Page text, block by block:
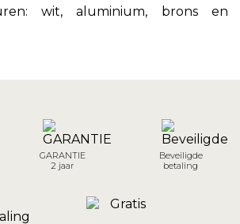
wit, aluminium, brons en
GARANTIE
2 jaar
Beveiligde
betaling